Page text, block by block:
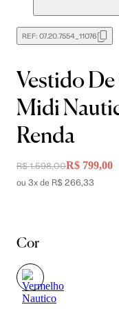
REF: 07.20.7554_11076
Vestido
Midi
Renda
R$ 1.598,00R$ 799,00
ou 3x de R$ 266,33
Cor